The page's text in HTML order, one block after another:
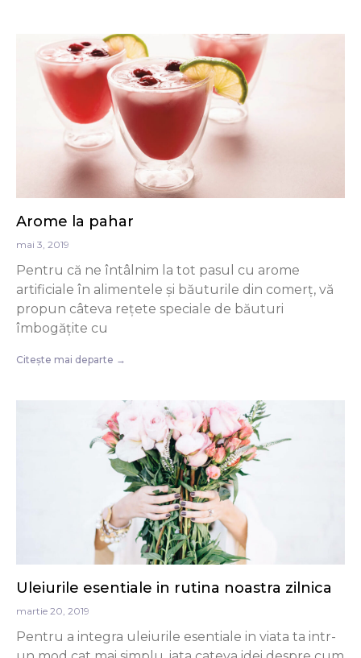
Arome la pahar
mai 3, 2019
Pentru că ne întâlnim la tot pasul cu arome
artificiale în alimentele și băuturile din comerț, vă
propun câteva rețete speciale de băuturi
îmbogățite cu
Citește mai departe →
Uleiurile esentiale in rutina noastra zilnica
martie 20, 2019
Pentru a integra uleiurile esentiale in viata ta intr-